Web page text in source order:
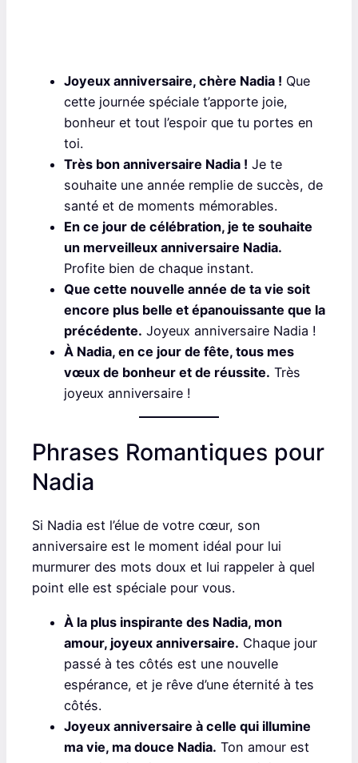
Joyeux anniversaire, chère Nadia ! Que
cette journée spéciale t’apporte joie,
bonheur et tout l’espoir que tu portes en
toi.
Très bon anniversaire Nadia ! Je te
souhaite une année remplie de succès, de
santé et de moments mémorables.
En ce jour de célébration, je te souhaite
un merveilleux anniversaire Nadia.
Profite bien de chaque instant.
Que cette nouvelle année de ta vie soit
encore plus belle et épanouissante que la
précédente. Joyeux anniversaire Nadia !
À Nadia, en ce jour de fête, tous mes
vœux de bonheur et de réussite. Très
joyeux anniversaire !
Phrases Romantiques pour
Nadia
Si Nadia est l’élue de votre cœur, son
anniversaire est le moment idéal pour lui
murmurer des mots doux et lui rappeler à quel
point elle est spéciale pour vous.
À la plus inspirante des Nadia, mon
amour, joyeux anniversaire. Chaque jour
passé à tes côtés est une nouvelle
espérance, et je rêve d’une éternité à tes
côtés.
Joyeux anniversaire à celle qui illumine
ma vie, ma douce Nadia. Ton amour est